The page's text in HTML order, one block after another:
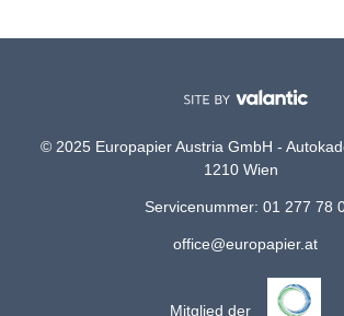
© 2025 Europapier Austria GmbH -
1210 Wien
Servicenummer: 01 277 78
office@europapier.at
Mitglied der